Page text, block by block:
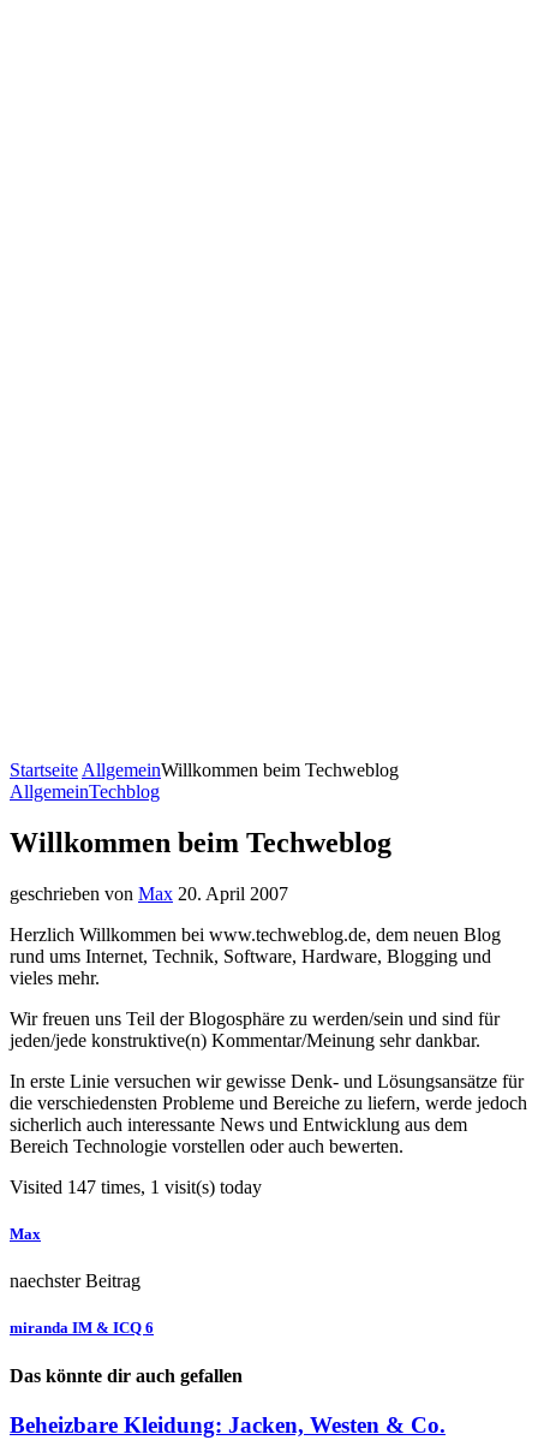
Startseite AllgemeinWillkommen beim Techweblog
AllgemeinTechblog
Willkommen beim Techweblog
geschrieben von Max 20. April 2007
Herzlich Willkommen bei www.techweblog.de, dem neuen Blog
rund ums Internet, Technik, Software, Hardware, Blogging und
vieles mehr.
Wir freuen uns Teil der Blogosphäre zu werden/sein und sind für
jeden/jede konstruktive(n) Kommentar/Meinung sehr dankbar.
In erste Linie versuchen wir gewisse Denk- und Lösungsansätze für
die verschiedensten Probleme und Bereiche zu liefern, werde jedoch
sicherlich auch interessante News und Entwicklung aus dem
Bereich Technologie vorstellen oder auch bewerten.
Visited 147 times, 1 visit(s) today
Max
naechster Beitrag
miranda IM & ICQ 6
Das könnte dir auch gefallen
Beheizbare Kleidung: Jacken, Westen & Co.